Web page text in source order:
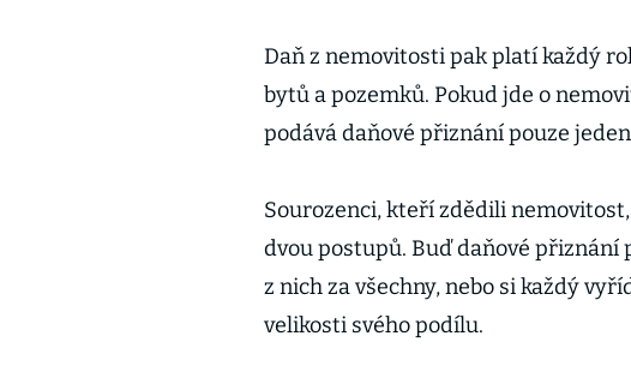
Daň z nemovitosti pak platí každý
bytů a pozemků. Pokud jde o
podává daňové přiznání pouze
Sourozenci, kteří zdědili
dvou postupů. Buď daňové přiznání
z nich za všechny, nebo si každý
velikosti svého podílu.